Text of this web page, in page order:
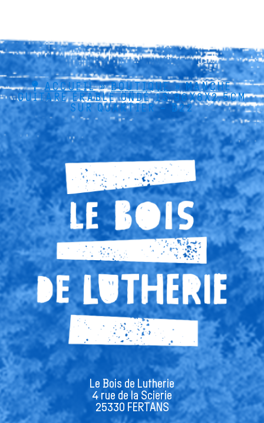
ACCUEIL»BOUTIQUE»MANCHE
GUITARE ÉRABLE ONDÉ 1S 96X8X2.5CM
SUR QUARTIER – B22
Le Bois de Lutherie
4 rue de la Scierie
25330 FERTANS